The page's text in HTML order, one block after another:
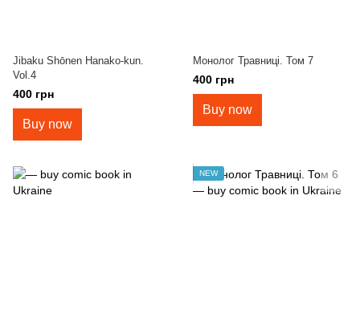
Jibaku Shōnen Hanako-kun.
Vol.4
400 грн
Buy now
Монолог Травниці. Том 7
400 грн
Buy now
NEW